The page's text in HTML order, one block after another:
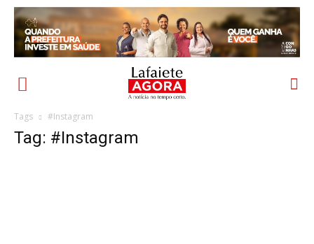
Tags #Instagram
Tag: #Instagram